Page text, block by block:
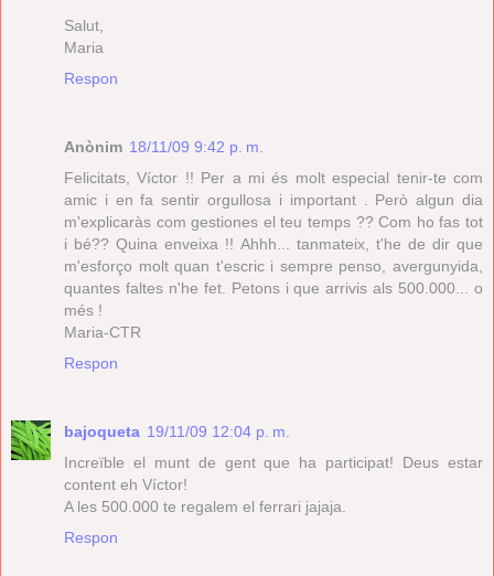
Salut,
Maria
Respon
Anònim 18/11/09 9:42 p. m.
Felicitats, Víctor !! Per a mi és molt especial tenir-te com
amic i en fa sentir orgullosa i important . Però algun dia
m'explicaràs com gestiones el teu temps ?? Com ho fas tot
i bé?? Quina enveixa !! Ahhh... tanmateix, t'he de dir que
m'esforço molt quan t'escric i sempre penso, avergunyida,
quantes faltes n'he fet. Petons i que arrivis als 500.000... o
més !
Maria-CTR
Respon
bajoqueta 19/11/09 12:04 p. m.
Increïble el munt de gent que ha participat! Deus estar
content eh Víctor!
A les 500.000 te regalem el ferrari jajaja.
Respon